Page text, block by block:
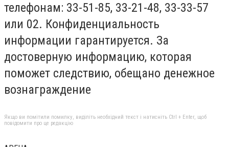
телефонам: 33-51-85, 33-21-48, 33-33-57
или 02. Конфиденциальность
информации гарантируется. За
достоверную информацию, которая
поможет следствию, обещано денежное
вознаграждение
Якщо ви помітили помилку, виділіть необхідний текст і натисніть Ctrl + Enter, щоб
повідомити про це редакцію